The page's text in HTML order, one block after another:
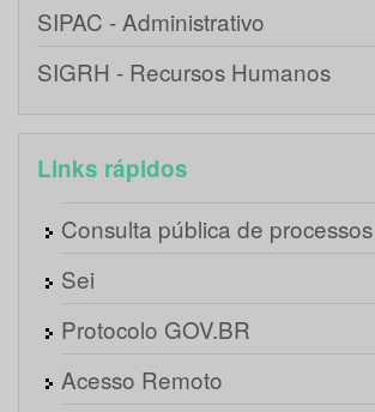
SIPAC - Administrativo
SIGRH - Recursos Humanos
Links rápidos
Consulta pública de processos
Sei
Protocolo GOV.BR
Acesso Remoto